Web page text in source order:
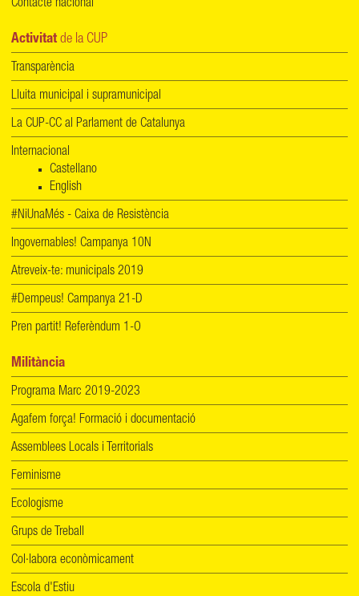
Contacte nacional
Activitat de la CUP
Transparència
Lluita municipal i supramunicipal
La CUP-CC al Parlament de Catalunya
Internacional
Castellano
English
#NiUnaMés - Caixa de Resistència
Ingovernables! Campanya 10N
Atreveix-te: municipals 2019
#Dempeus! Campanya 21-D
Pren partit! Referèndum 1-O
Militància
Programa Marc 2019-2023
Agafem força! Formació i documentació
Assemblees Locals i Territorials
Feminisme
Ecologisme
Grups de Treball
Col·labora econòmicament
Escola d'Estiu